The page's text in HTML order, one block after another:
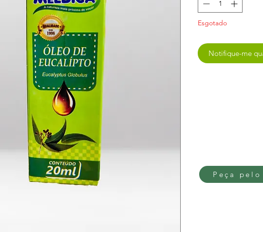
Esgotado
Notifique-me
Peça pelo